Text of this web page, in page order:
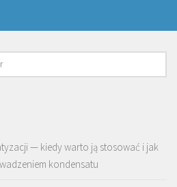
— kiedy warto ją stosować i jak
kondensatu